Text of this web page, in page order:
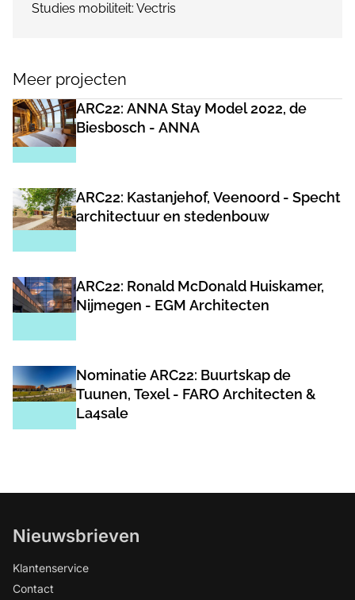
Studies mobiliteit: Vectris
Meer projecten
ARC22: ANNA Stay Model 2022, de
Biesbosch - ANNA
ARC22: Kastanjehof, Veenoord - Specht
architectuur en stedenbouw
ARC22: Ronald McDonald Huiskamer,
Nijmegen - EGM Architecten
Nominatie ARC22: Buurtskap de
Tuunen, Texel - FARO Architecten &
La4sale
Nieuwsbrieven
Klantenservice
Contact